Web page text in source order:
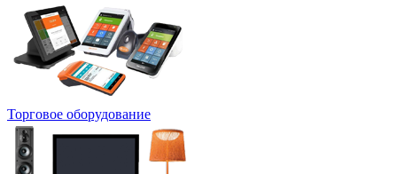
Торговое оборудование